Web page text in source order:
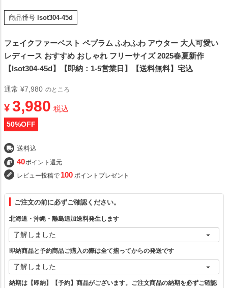
フリー（1）
ベージュ
チャコールグレー
在庫切れ
—
ブラック カートに入れる
商品番号 lsot304-45d
フェイクファーベスト ペプラム ふわふわ アウター 大人可愛い
レディース おすすめ おしゃれ フリーサイズ 2025春夏新作
【lsot304-45d】【即納：1-5営業日】【送料無料】宅込
通常 ¥7,980 のところ
¥ 3,980 税込
50%OFF
送料込
40ポイント還元
レビュー投稿で 100 ポイントプレゼント
ご注文の前に必ずご確認ください。
北海道・沖縄・離島追加送料発生します
即納商品と予約商品ご購入の際は全て揃ってからの発送です
納期は【即納】【予約】商品がございます。ご注文商品の納期を必ずご確認